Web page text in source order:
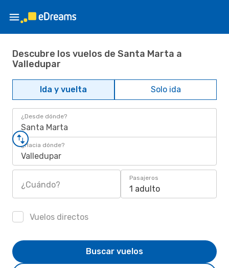
Descubre los vuelos de Santa Marta a
Valledupar
Ida y vuelta Solo ida
¿Desde dónde?
Santa Marta
¿Hacia dónde?
Valledupar
¿Cuándo?
Pasajeros
1 adulto
Vuelos directos
Buscar vuelos